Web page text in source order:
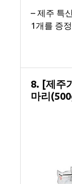
– 제주 특
1개를 증
8. [제주
마리